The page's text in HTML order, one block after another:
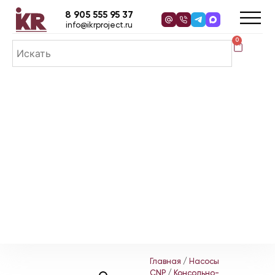
0
8 905 555 95 37
info@ikrproject.ru
Главная / Насосы
CNP / Консольно-